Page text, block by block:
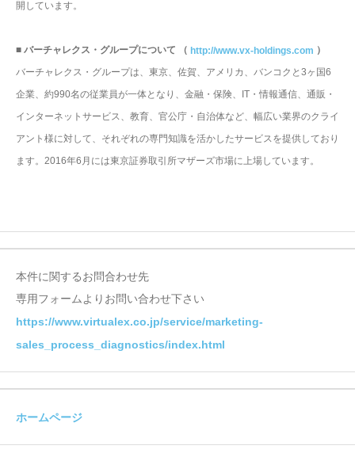
開しています。
■ バーチャレクス・グループについて （ http://www.vx-holdings.com ）
バーチャレクス・グループは、東京、佐賀、アメリカ、バンコクと3ヶ国6
企業、約990名の従業員が一体となり、金融・保険、IT・情報通信、通販・
インターネットサービス、教育、官公庁・自治体など、幅広い業界のクライ
アント様に対して、それぞれの専門知識を活かしたサービスを提供しており
ます。2016年6月には東京証券取引所マザーズ市場に上場しています。
本件に関するお問合わせ先
専用フォームよりお問い合わせ下さい
https://www.virtualex.co.jp/service/marketing-
sales_process_diagnostics/index.html
ホームページ